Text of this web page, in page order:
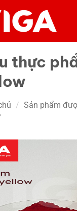
thực
/ Sản phẩm